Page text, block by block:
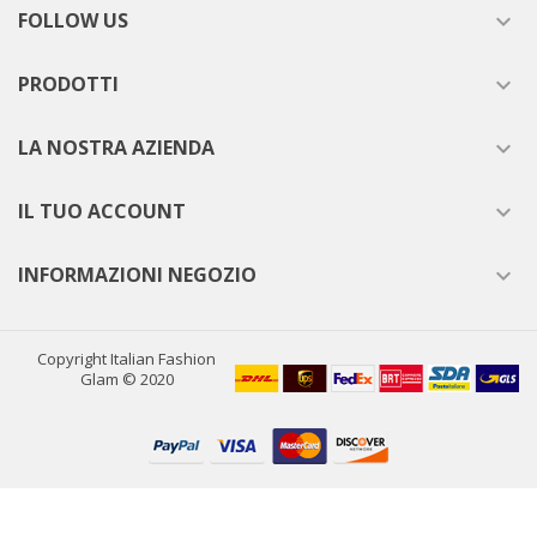
FOLLOW US 
PRODOTTI 
LA NOSTRA AZIENDA 
IL TUO ACCOUNT 
INFORMAZIONI NEGOZIO 
Copyright Italian Fashion
Glam © 2020